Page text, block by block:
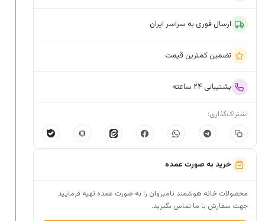
ارسال فوری به سراسر ایران
تضمین کمترین قیمت
پشتیبانی ۲۴ ساعته
اشتراک‌گذاری:
خرید به صورت عمده
محصولات خانه هوشمند نامبروان را به صورت عمده تهیه فرمایید.
جهت سفارش با ما تماس بگیرید.